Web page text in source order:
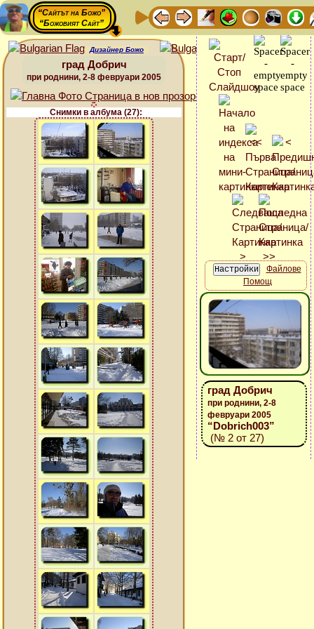
“Сайтът на Божо”
“Божовият Сайт”
Дизайнер Божо
град Добрич
при роднини, 2-8 февруари 2005
Снимки в албума (27):
Файлове
Помощ
град Добрич
при роднини, 2-8
февруари 2005
“Dobrich003”
(№ 2 от 27)